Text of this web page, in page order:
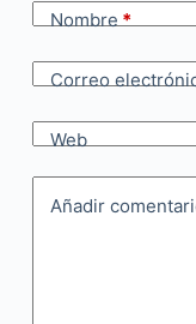
Nombre*
Correo
Web
Añadir